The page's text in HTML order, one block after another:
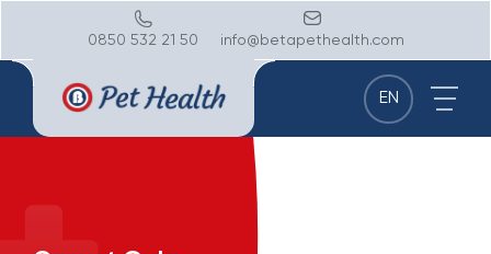
0850 532 21 50 info@betapethealth.com
EN